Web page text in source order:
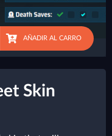
AÑADIR AL CARRO
Skin